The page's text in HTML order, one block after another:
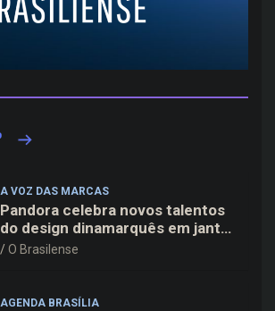
A VOZ DAS MARCAS
Pandora celebra novos talentos
do design dinamarquês em jantar
exclusivo no restaurante Daphne
O Brasilense
AGENDA BRASÍLIA